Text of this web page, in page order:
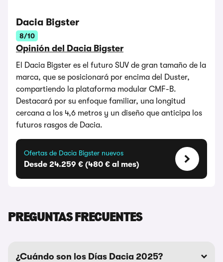
Dacia Bigster
8/10
Opinión del Dacia Bigster
El Dacia Bigster es el futuro SUV de gran tamaño de la
marca, que se posicionará por encima del Duster,
compartiendo la plataforma modular CMF-B.
Destacará por su enfoque familiar, una longitud
cercana a los 4,6 metros y un diseño que anticipa los
futuros rasgos de Dacia.
Ofertas de Dacia Bigster nuevos
Desde 24.259 € (480 € al mes)
PREGUNTAS FRECUENTES
¿Cuándo son los Días Dacia 2025?